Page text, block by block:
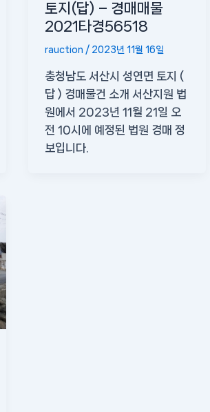
토지(답) – 경매매물
2021타경56518
rauction / 2023년 11월 16일
충청남도 서산시 성연면 토지 (
답 ) 경매물건 소개 서산지원 법
원에서 2023년 11월 21일 오
전 10시에 예정된 법원 경매 정
보입니다.